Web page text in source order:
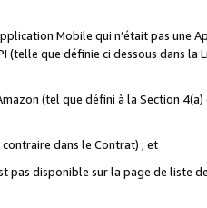
Mobile qui n’était pas
(telle que définie ci dessous dans
(tel que défini à la Section
dans le Contrat) ; et
pas disponible sur la page de liste